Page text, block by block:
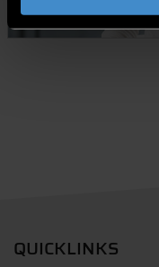
QUICKLINKS